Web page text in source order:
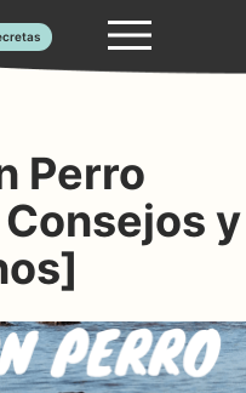
Perro
y